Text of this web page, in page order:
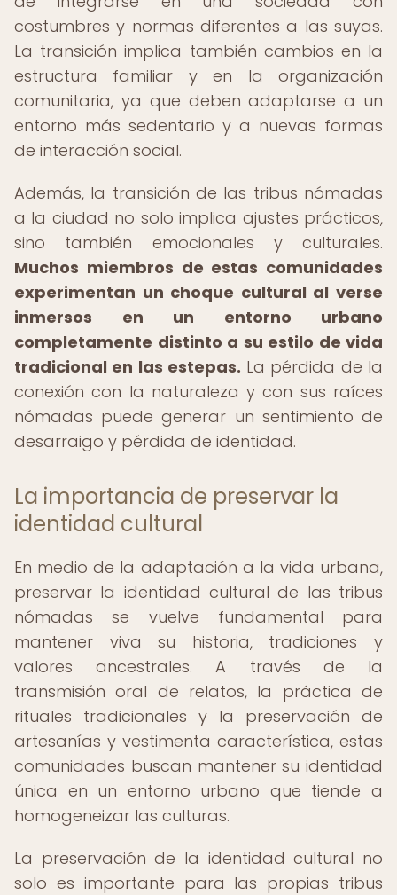
costumbres y normas diferentes a las suyas.
La transición implica también cambios en la
estructura familiar y en la organización
comunitaria, ya que deben adaptarse a un
entorno más sedentario y a nuevas formas
de interacción social.
Además, la transición de las tribus nómadas
a la ciudad no solo implica ajustes prácticos,
sino también emocionales y culturales.
Muchos miembros de estas comunidades
experimentan un choque cultural al verse
inmersos en un entorno urbano
completamente distinto a su estilo de vida
tradicional en las estepas. La pérdida de la
conexión con la naturaleza y con sus raíces
nómadas puede generar un sentimiento de
desarraigo y pérdida de identidad.
La importancia de preservar la
identidad cultural
En medio de la adaptación a la vida urbana,
preservar la identidad cultural de las tribus
nómadas se vuelve fundamental para
mantener viva su historia, tradiciones y
valores ancestrales. A través de la
transmisión oral de relatos, la práctica de
rituales tradicionales y la preservación de
artesanías y vestimenta característica, estas
comunidades buscan mantener su identidad
única en un entorno urbano que tiende a
homogeneizar las culturas.
La preservación de la identidad cultural no
solo es importante para las propias tribus